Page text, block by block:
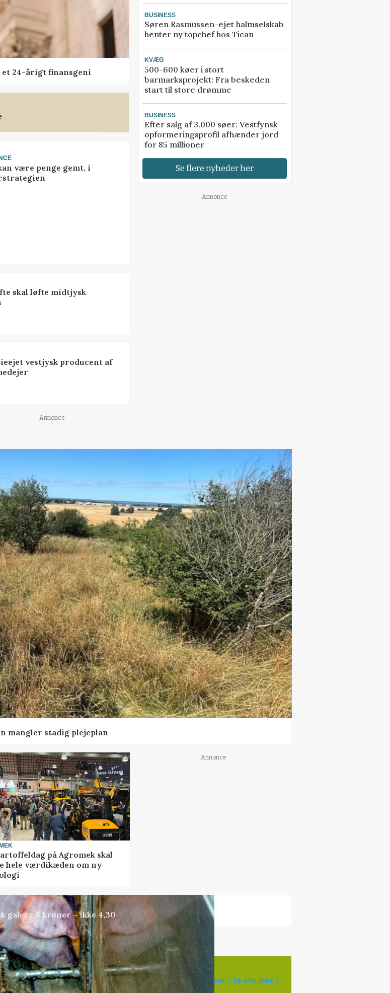
24-årigt finansgeni
være penge gemt, i
skal løfte midtjysk
vestjysk producent af
BUSINESS
Søren Rasmussen-ejet halmselskab
henter ny topchef hos Tican
KVÆG
500-600 køer i stort
barmarksprojekt: Fra beskeden
start til store drømme
BUSINESS
Efter salg af 3.000 søer: Vestfynsk
opformeringsprofil afhænder jord
for 85 millioner
Se flere nyheder her
Annonce
Annonce
mangler stadig plejeplan
på Agromek skal
hele værdikæden om ny
Annonce
gab er 3 kroner – ikke 4,30
Annonce
Opret agent Se alle jobs